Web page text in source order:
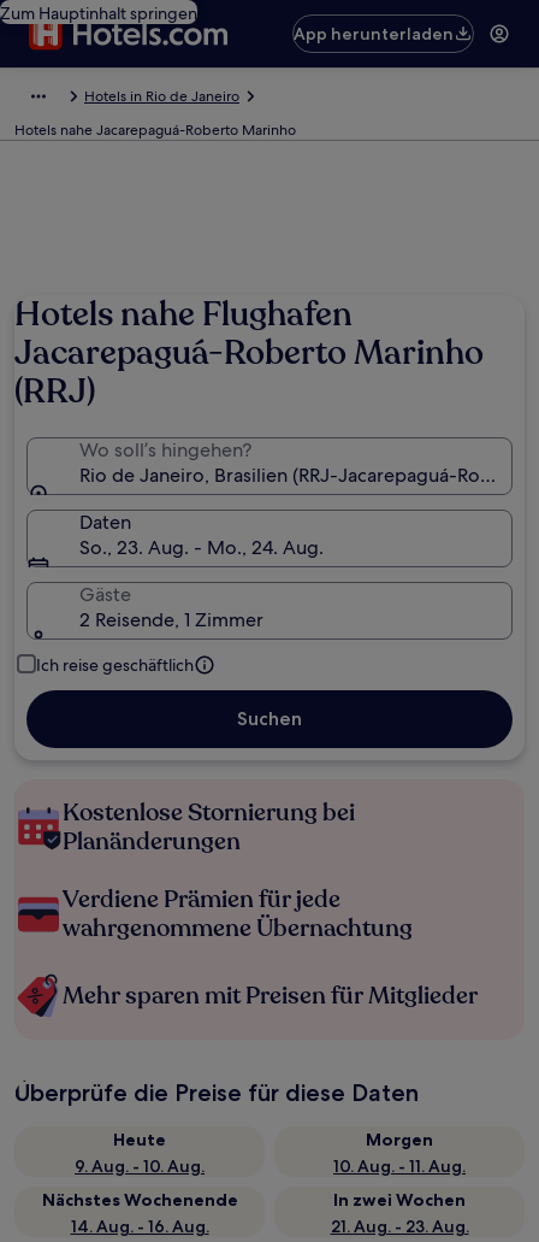
Zum Hauptinhalt springen
App herunterladen
Hotels in Rio de Janeiro
Hotels nahe Jacarepaguá-Roberto Marinho
Hotels nahe Flughafen
Jacarepaguá-Roberto Marinho
(RRJ)
Wo soll’s hingehen?
Rio de Janeiro, Brasilien (RRJ-Jacarepaguá-Roberto
Daten
So., 23. Aug. - Mo., 24. Aug.
Gäste
2 Reisende, 1 Zimmer
Ich reise geschäftlich
Suchen
Kostenlose Stornierung bei
Planänderungen
Verdiene Prämien für jede
wahrgenommene Übernachtung
Mehr sparen mit Preisen für Mitglieder
Überprüfe die Preise für diese Daten
Heute
9. Aug. - 10. Aug.
Morgen
10. Aug. - 11. Aug.
Nächstes Wochenende
14. Aug. - 16. Aug.
In zwei Wochen
21. Aug. - 23. Aug.